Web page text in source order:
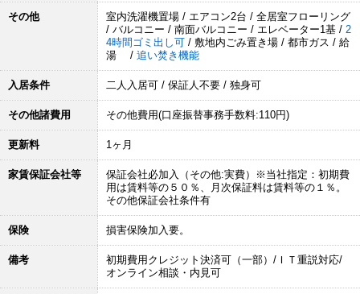
その他
室内洗濯機置場 / エアコン2台 / 全居室フローリング
/ バルコニー / 南面バルコニー / エレベーター1基 / 2
4時間ゴミ出し可 / 敷地内ごみ置き場 / 都市ガス / 給
湯 / 追い焚き機能
入居条件 二人入居可 / 保証人不要 / 独身可
その他諸費用 その他費用(口座振替事務手数料:110円)
更新料 1ヶ月
家賃保証会社等
保証会社必加入（その他:実費）※当社指定：初期費
用は賃料等の５０％、月次保証料は賃料等の１％。
その他保証会社条件有
保険 損害保険加入要。
備考
初期費用クレジット決済可（一部）/ＩＴ重説対応/
オンライン相談・内見可